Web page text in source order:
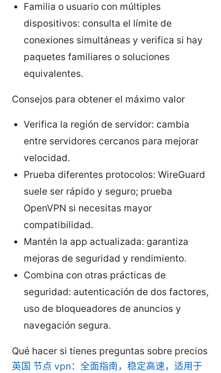
Familia o usuario con múltiples
dispositivos: consulta el límite de
conexiones simultáneas y verifica si hay
paquetes familiares o soluciones
equivalentes.
Consejos para obtener el máximo valor
Verifica la región de servidor: cambia
entre servidores cercanos para mejorar
velocidad.
Prueba diferentes protocolos: WireGuard
suele ser rápido y seguro; prueba
OpenVPN si necesitas mayor
compatibilidad.
Mantén la app actualizada: garantiza
mejoras de seguridad y rendimiento.
Combina con otras prácticas de
seguridad: autenticación de dos factores,
uso de bloqueadores de anuncios y
navegación segura.
Qué hacer si tienes preguntas sobre precios
英国 节点 vpn：全面指南，稳定高速，适用于